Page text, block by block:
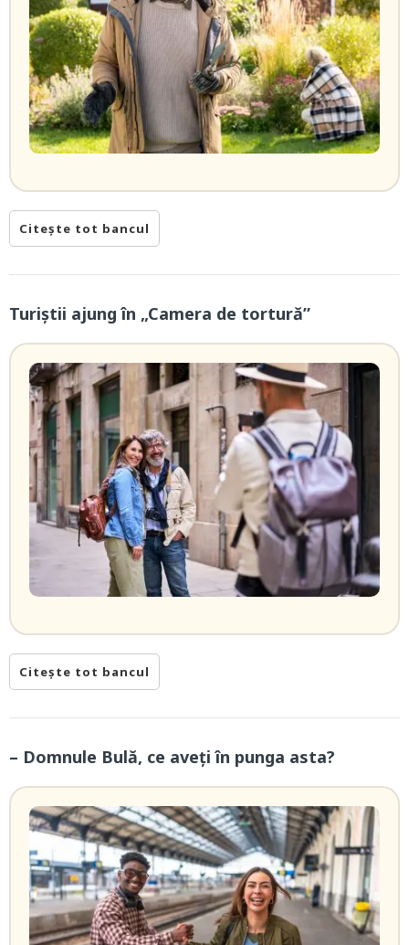
Citește tot bancul
Turiștii ajung în „Camera de tortură”
Citește tot bancul
– Domnule Bulă, ce aveți în punga asta?